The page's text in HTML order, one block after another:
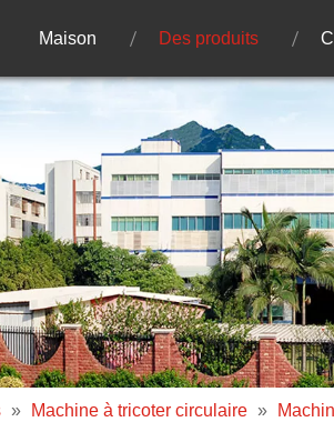
Maison Des produits
» Machine à tricoter circulaire »